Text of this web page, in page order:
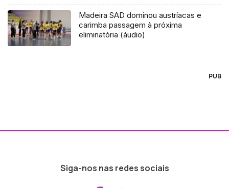
Madeira SAD dominou austríacas e
carimba passagem à próxima
eliminatória (áudio)
PUB
Siga-nos nas redes sociais